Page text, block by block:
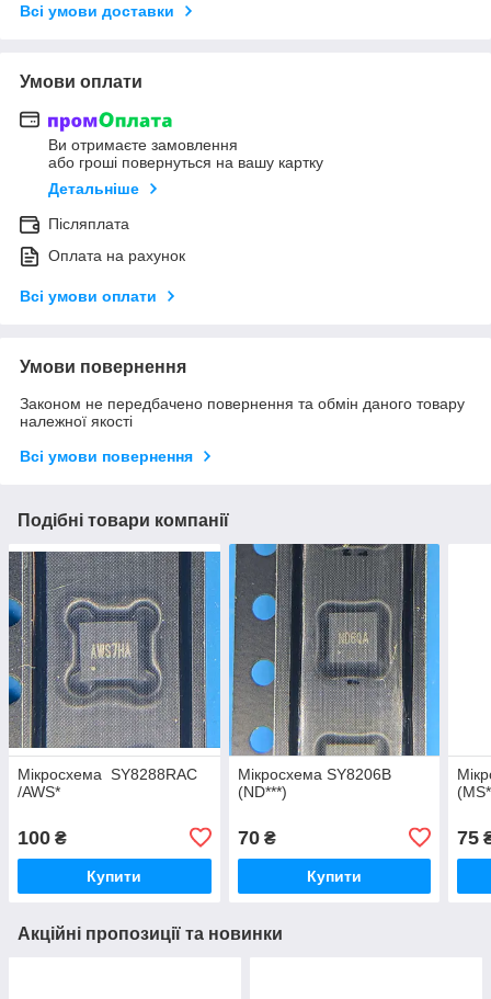
Всі умови доставки
Умови оплати
Ви отримаєте замовлення
або гроші повернуться на вашу картку
Детальніше
Післяплата
Оплата на рахунок
Всі умови оплати
Умови повернення
Законом не передбачено повернення та обмін даного товару
належної якості
Всі умови повернення
Подібні товари компанії
Мікросхема SY8288RAC
/AWS*
100 ₴
Купити
Мікросхема SY8206B
(ND***)
70₴
Купити
75
Акційні пропозиції та новинки